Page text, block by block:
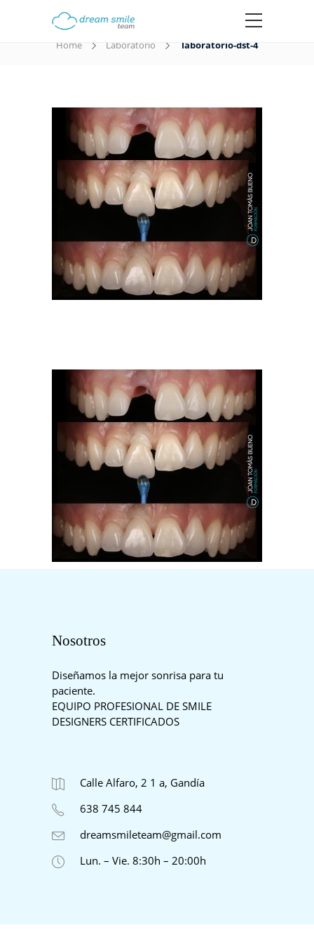
laboratorio-dst-4
Home Laboratorio laboratorio-dst-4
Nosotros
Diseñamos la mejor sonrisa para tu
paciente.
EQUIPO PROFESIONAL DE SMILE
DESIGNERS CERTIFICADOS
Calle Alfaro, 2 1 a, Gandía
638 745 844
dreamsmileteam@gmail.com
Lun. – Vie. 8:30h – 20:00h